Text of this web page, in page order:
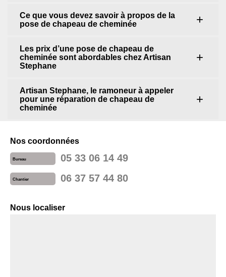
Ce que vous devez savoir à propos de la
pose de chapeau de cheminée
Les prix d’une pose de chapeau de
cheminée sont abordables chez Artisan
Stephane
Artisan Stephane, le ramoneur à appeler
pour une réparation de chapeau de
cheminée
Nos coordonnées
Bureau 05 33 06 14 49
Chantier 06 37 57 44 80
Nous localiser